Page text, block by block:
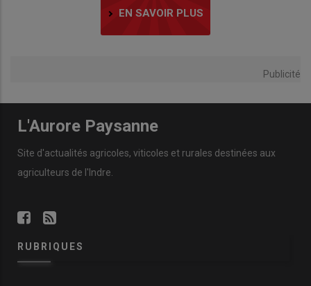
EN SAVOIR PLUS
Publicité
L'Aurore Paysanne
Site d'actualités agricoles, viticoles et rurales destinées aux
agriculteurs de l'Indre.
RUBRIQUES